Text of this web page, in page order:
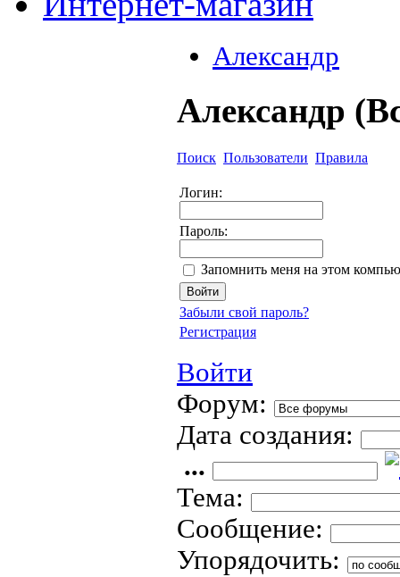
Александр
Александр
Поиск Пользователи Правила
Логин:
Пароль:
Запомнить меня на этом
Забыли свой пароль?
Регистрация
Войти
Форум:
Дата создания:
...
Тема:
Сообщение:
Упорядочить: